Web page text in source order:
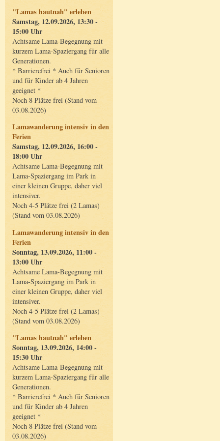
"Lamas hautnah" erleben
Samstag, 12.09.2026, 13:30 -
15:00 Uhr
Achtsame Lama-Begegnung mit
kurzem Lama-Spaziergang für alle
Generationen.
* Barrierefrei * Auch für Senioren
und für Kinder ab 4 Jahren
geeignet *
Noch 8 Plätze frei (Stand vom
03.08.2026)
Lamawanderung intensiv in den
Ferien
Samstag, 12.09.2026, 16:00 -
18:00 Uhr
Achtsame Lama-Begegnung mit
Lama-Spaziergang im Park in
einer kleinen Gruppe, daher viel
intensiver.
Noch 4-5 Plätze frei (2 Lamas)
(Stand vom 03.08.2026)
Lamawanderung intensiv in den
Ferien
Sonntag, 13.09.2026, 11:00 -
13:00 Uhr
Achtsame Lama-Begegnung mit
Lama-Spaziergang im Park in
einer kleinen Gruppe, daher viel
intensiver.
Noch 4-5 Plätze frei (2 Lamas)
(Stand vom 03.08.2026)
"Lamas hautnah" erleben
Sonntag, 13.09.2026, 14:00 -
15:30 Uhr
Achtsame Lama-Begegnung mit
kurzem Lama-Spaziergang für alle
Generationen.
* Barrierefrei * Auch für Senioren
und für Kinder ab 4 Jahren
geeignet *
Noch 8 Plätze frei (Stand vom
03.08.2026)